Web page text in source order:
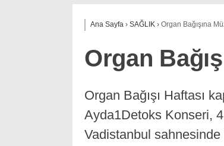
Ana Sayfa › SAĞLIK › Organ Bağışına
Organ
Organ Bağışı Haftası
Ayda1Detoks Konseri,
Vadistanbul